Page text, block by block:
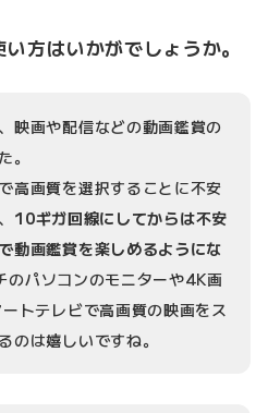
方はいかがでしょうか。
映画や配信などの動画鑑賞の
。
高画質を選択することに不安
10ギガ回線にしてからは不安
動画鑑賞を楽しめるようにな
のパソコンのモニターや4K画
トテレビで高画質の映画をス
のは嬉しいですね。